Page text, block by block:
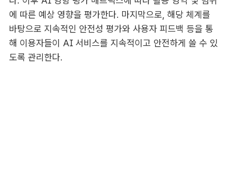
에 따른 예상 영향을 평가한다. 마지막으로, 해당 체계를
바탕으로 지속적인 안전성 평가와 사용자 피드백 등을 통
해 이용자들이 AI 서비스를 지속적이고 안전하게 쓸 수 있
도록 관리한다.